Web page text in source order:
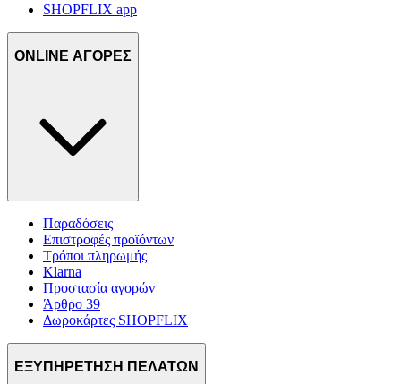
SHOPFLIX app
ONLINE ΑΓΟΡΕΣ
Παραδόσεις
Επιστροφές προϊόντων
Τρόποι πληρωμής
Klarna
Προστασία αγορών
Άρθρο 39
Δωροκάρτες SHOPFLIX
ΕΞΥΠΗΡΕΤΗΣΗ ΠΕΛΑΤΩΝ